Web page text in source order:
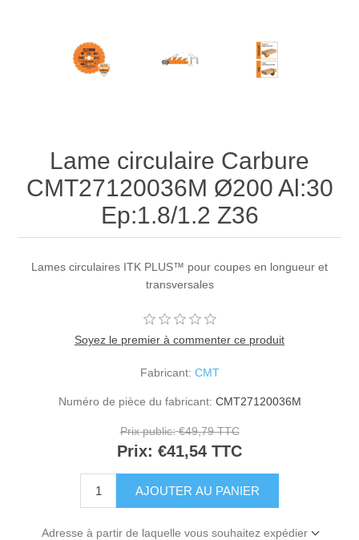
Lame circulaire Carbure
CMT27120036M Ø200 Al:30
Ep:1.8/1.2 Z36
Lames circulaires ITK PLUS™ pour coupes en longueur et
transversales
Soyez le premier à commenter ce produit
Fabricant: CMT
Numéro de pièce du fabricant: CMT27120036M
Prix public: €49,79 TTC
Prix: €41,54 TTC
Adresse à partir de laquelle vous souhaitez expédier